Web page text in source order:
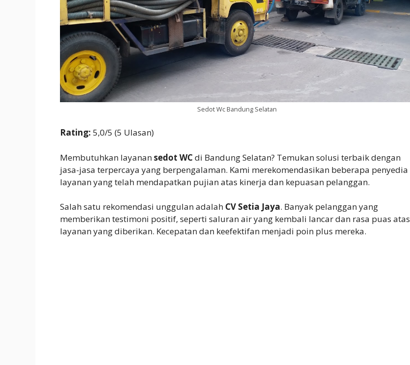
Sedot Wc Bandung Selatan
Rating: 5,0/5 (5 Ulasan)
Membutuhkan layanansedot WCdi Bandung Selatan? Temukan solusi terbaik dengan
jasa-jasa terpercaya yang berpengalaman. Kami merekomendasikan beberapa penyedia
layanan yang telah mendapatkan pujian atas kinerja dan kepuasan pelanggan.
Salah satu rekomendasi unggulan adalah CV Setia Jaya. Banyak pelanggan yang
memberikan testimoni positif, seperti saluran air yang kembali lancar dan rasa puas atas
layanan yang diberikan. Kecepatan dan keefektifan menjadi poin plus mereka.